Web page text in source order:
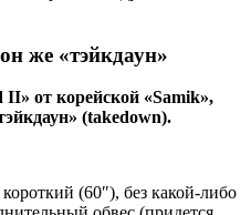
же «тэйкдаун»
от корейской «Samik»,
(takedown).
(60″), без какой-либо